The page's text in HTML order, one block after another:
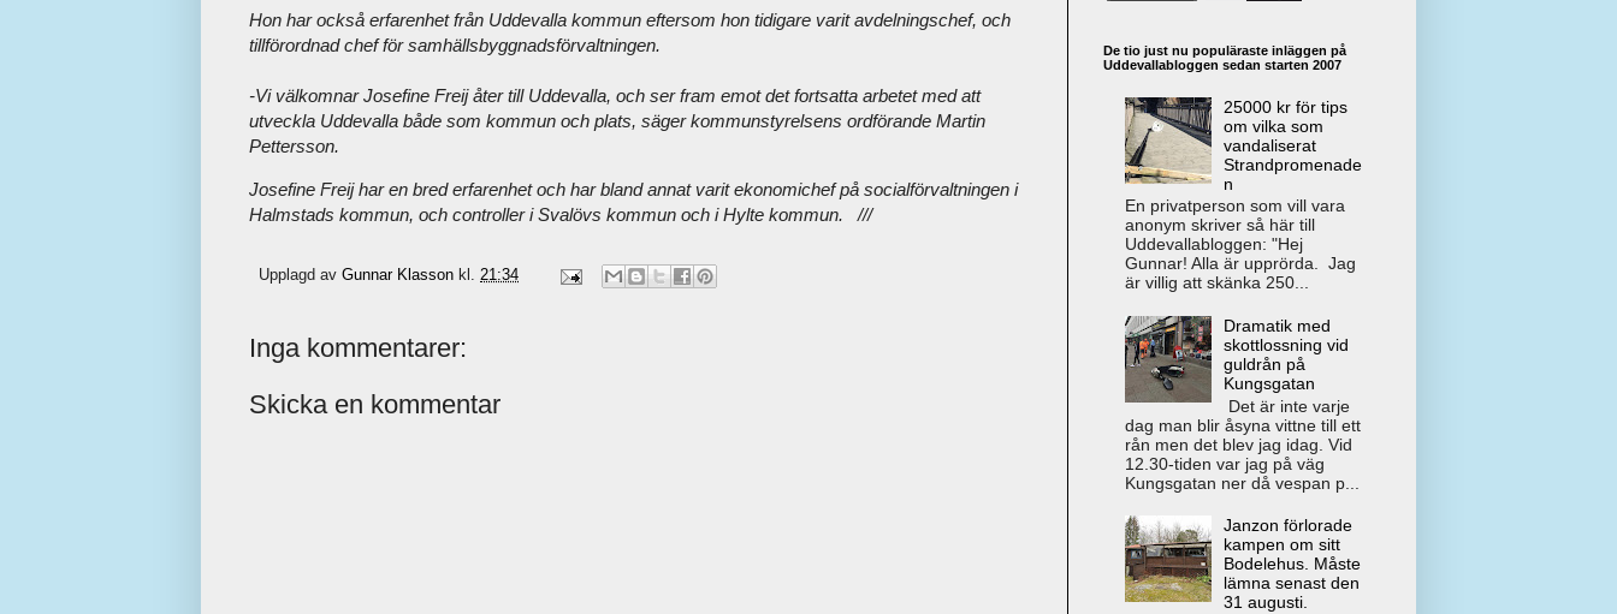
Hon har också erfarenhet från Uddevalla kommun eftersom hon tidigare varit avdelningschef, och
tillförordnad chef för samhällsbyggnadsförvaltningen.
-Vi välkomnar Josefine Freij åter till Uddevalla, och ser fram emot det fortsatta arbetet med att
utveckla Uddevalla både som kommun och plats, säger kommunstyrelsens ordförande Martin
Pettersson.
Josefine Freij har en bred erfarenhet och har bland annat varit ekonomichef på socialförvaltningen i
Halmstads kommun, och controller i Svalövs kommun och i Hylte kommun. ///
Upplagd av Gunnar Klasson kl. 21:34
Inga kommentarer:
Skicka en kommentar
De tio just nu populäraste inläggen på
Uddevallabloggen sedan starten 2007
25000 kr för tips
om vilka som
vandaliserat
Strandpromenade
n
En privatperson som vill vara
anonym skriver så här till
Uddevallabloggen: "Hej
Gunnar! Alla är upprörda. Jag
är villig att skänka 250...
Dramatik med
skottlossning vid
guldrån på
Kungsgatan
Det är inte varje
dag man blir åsyna vittne till ett
rån men det blev jag idag. Vid
12.30-tiden var jag på väg
Kungsgatan ner då vespan p...
Janzon förlorade
kampen om sitt
Bodelehus. Måste
lämna senast den
31 augusti.